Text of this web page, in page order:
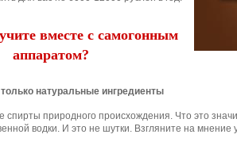
вместе с самогонным
аппаратом?
натуральные ингредиенты
спирты природного происхождения. Что это
водки. И это не шутки. Взгляните на